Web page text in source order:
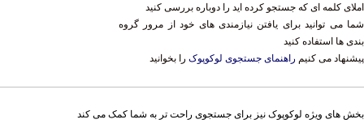
املای کلمه ای که جستجو کرده اید را دوباره بررسی کنید
شما می توانید برای یافتن نیازمندی های خود از مرور گروه
بندی ها استفاده کنید
پیشنهاد می کنیم راهنمای جستجوی لوکوپوک را بخوانید
بخش های ویژه لوکوپوک نیز برای جستجوی راحت تر به شما کمک می کند